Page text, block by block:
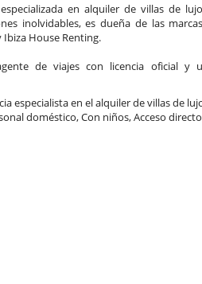
especializada en alquiler de villas de
inolvidables, es dueña de las
Ibiza House Renting.
de viajes con licencia oficial y
especialista en el alquiler de villas de
doméstico, Con niños, Acceso